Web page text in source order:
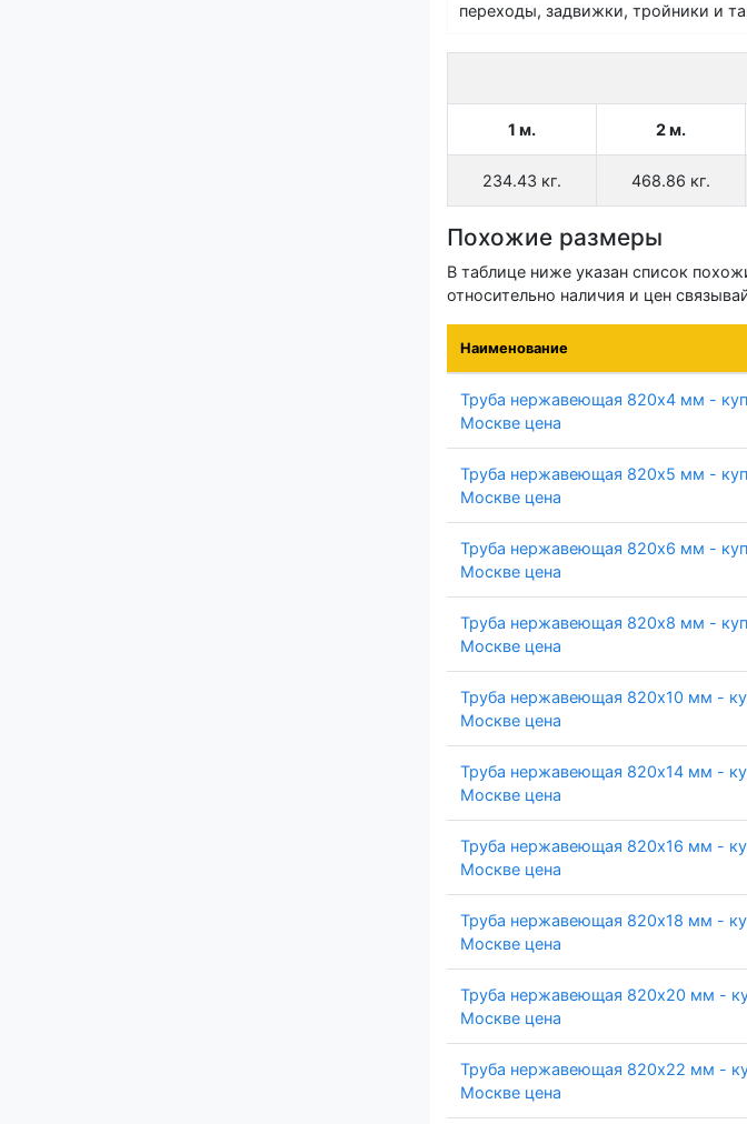
переходы, задвижки, тройники и
1 м. 2 м.
234.43 кг. 468.86 кг.
Похожие размеры
В таблице ниже указан список
относительно наличия и цен
Наименование
Труба нержавеющая 820х4 мм -
Москве цена
Труба нержавеющая 820х5 мм -
Москве цена
Труба нержавеющая 820х6 мм -
Москве цена
Труба нержавеющая 820х8 мм -
Москве цена
Труба нержавеющая 820х10 мм -
Москве цена
Труба нержавеющая 820х14 мм -
Москве цена
Труба нержавеющая 820х16 мм -
Москве цена
Труба нержавеющая 820х18 мм -
Москве цена
Труба нержавеющая 820х20 мм -
Москве цена
Труба нержавеющая 820х22 мм -
Москве цена